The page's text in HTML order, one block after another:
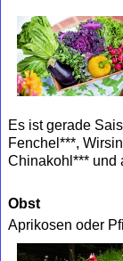
Es ist gerade
Fenchel***,
Chinakohl*** und
Obst
Aprikosen oder